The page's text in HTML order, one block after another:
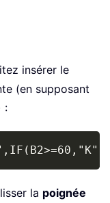
insérer le
(en supposant
:
Copy
la poignée